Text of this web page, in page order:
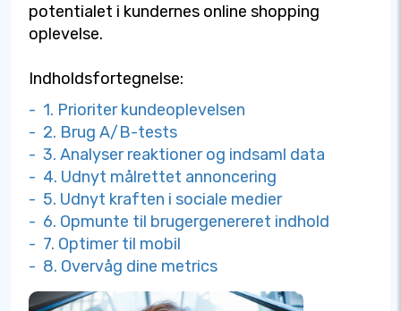
potentialet i kundernes online shopping
oplevelse.
Indholdsfortegnelse:
- 1. Prioriter kundeoplevelsen
- 2. Brug A/B-tests
- 3. Analyser reaktioner og indsaml data
- 4. Udnyt målrettet annoncering
- 5. Udnyt kraften i sociale medier
- 6. Opmunte til brugergenereret indhold
- 7. Optimer til mobil
- 8. Overvåg dine metrics